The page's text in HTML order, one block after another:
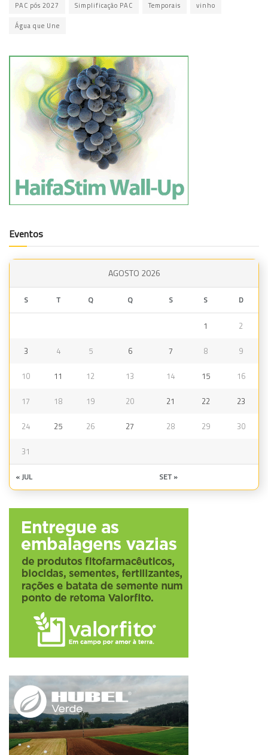
PAC pós 2027 Simplificação PAC Temporais vinho
Água que Une
Eventos
AGOSTO 2026
S T Q Q S S D
1 2
3 4 5 6 7 8 9
10 11 12 13 14 15 16
17 18 19 20 21 22 23
24 25 26 27 28 29 30
31
« JUL SET »